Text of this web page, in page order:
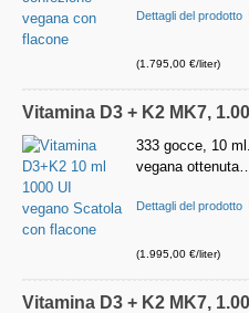
Dettagli del prodotto
(1.795,00 €/liter)
Vitamina D3 + K2 MK7,
333 gocce, 10
vegana ottenuta…
Dettagli del prodotto
(1.995,00 €/liter)
Vitamina D3 + K2 MK7,